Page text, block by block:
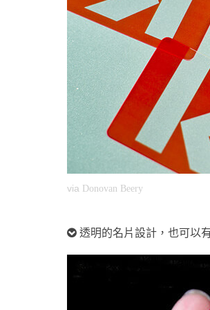
via Donovan Beery
透明的名片設計，也可以